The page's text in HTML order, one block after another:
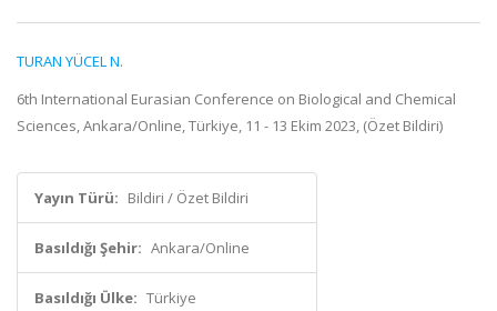
TURAN YÜCEL N.
6th International Eurasian Conference on Biological and Chemical
Sciences, Ankara/Online, Türkiye, 11 - 13 Ekim 2023, (Özet Bildiri)
Yayın Türü: Bildiri / Özet Bildiri
Basıldığı Şehir: Ankara/Online
Basıldığı Ülke: Türkiye